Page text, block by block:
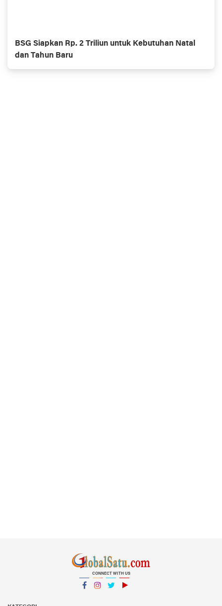
BSG Siapkan Rp. 2 Triliun untuk Kebutuhan Natal
dan Tahun Baru
CONNECT WITH US